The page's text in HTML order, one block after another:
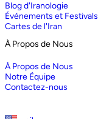
Blog d'Iranologie
Événements et Festivals
Cartes de l'Iran
À Propos de Nous
À Propos de Nous
Notre Équipe
Contactez-nous